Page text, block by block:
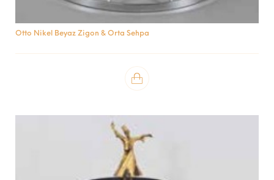
Otto Nikel Beyaz Zigon & Orta Sehpa